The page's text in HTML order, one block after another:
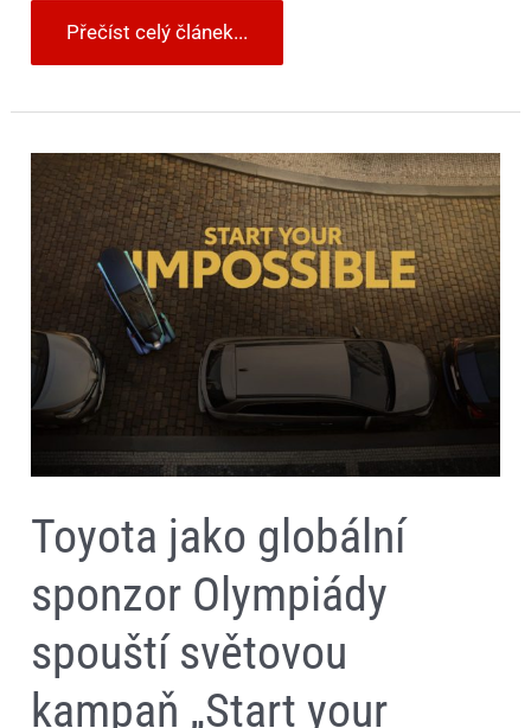
Přečíst celý článek...
Toyota jako globální
sponzor Olympiády
spouští světovou
kampaň „Start your
Toyota
jako
globální
sponzor
Olympiády
spouští
světovou
kampaň
„Start
your
impossible“